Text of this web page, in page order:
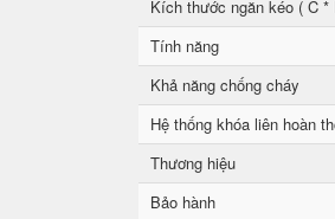
Kích thước ngăn kéo ( C *
Tính năng
Khả năng chống cháy
Hệ thống khóa liên hoàn
Thương hiệu
Bảo hành